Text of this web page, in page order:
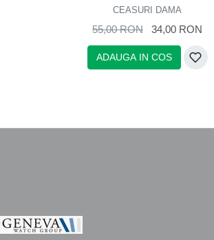
CEASURI DAMA
55,00 RON 34,00 RON
ADAUGA IN COS